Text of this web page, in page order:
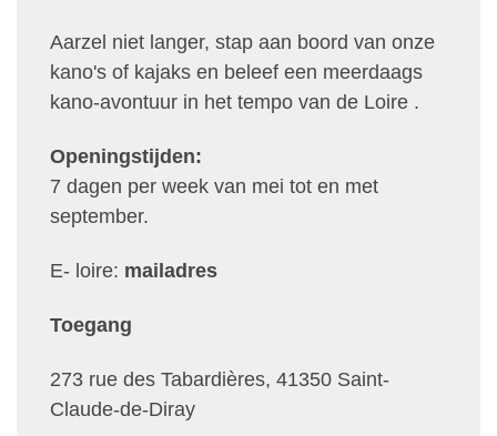
Aarzel niet langer, stap aan boord van onze
kano's of kajaks en beleef een meerdaags
kano-avontuur in het tempo van de Loire .
Openingstijden:
7 dagen per week van mei tot en met
september.
E- loire: mailadres
Toegang
273 rue des Tabardières, 41350 Saint-
Claude-de-Diray